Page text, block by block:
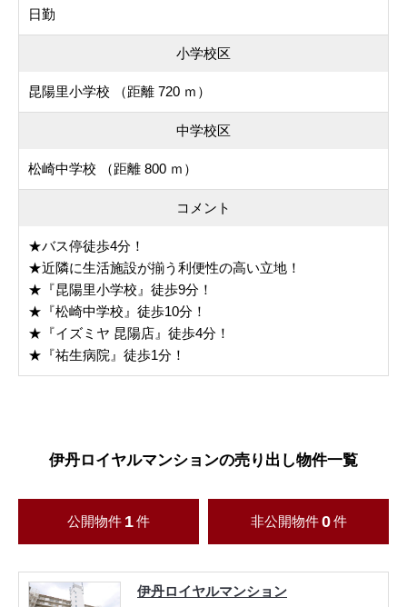
日勤
小学校区
昆陽里小学校 （距離 720 ｍ）
中学校区
松崎中学校 （距離 800 ｍ）
コメント
★バス停徒歩4分！
★近隣に生活施設が揃う利便性の高い立地！
★『昆陽里小学校』徒歩9分！
★『松崎中学校』徒歩10分！
★『イズミヤ 昆陽店』徒歩4分！
★『祐生病院』徒歩1分！
伊丹ロイヤルマンションの売り出し物件一覧
公開物件 1件 非公開物件 0 件
伊丹ロイヤルマンション